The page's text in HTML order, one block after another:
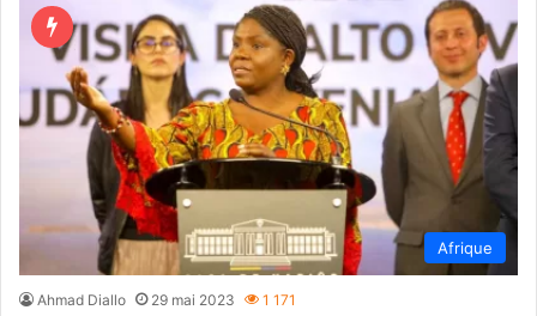
Afrique
Ahmad Diallo 29 mai 2023 1 171